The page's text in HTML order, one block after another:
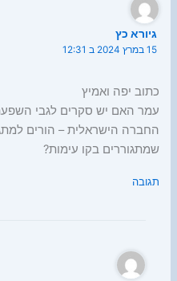
גיורא כץ
15 במרץ 2024 ב 12:31
כתוב יפה ואמיץ
עמר האם יש סקרים לגבי
החברה הישראלית – הורים
שמתגוררים בקו עימות?
תגובה